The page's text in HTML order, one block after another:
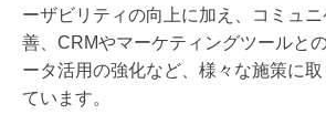
ーザビリティの向上に加え、コミュ
善、CRMやマーケティングツールと
ータ活用の強化など、様々な施策に取
ています。